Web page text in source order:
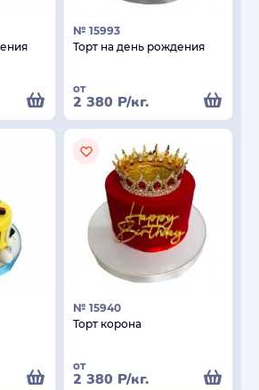
№ 15993
Торт на день рождения
от
2 380 Р/кг.
№ 15940
Торт корона
от
2 380 Р/кг.